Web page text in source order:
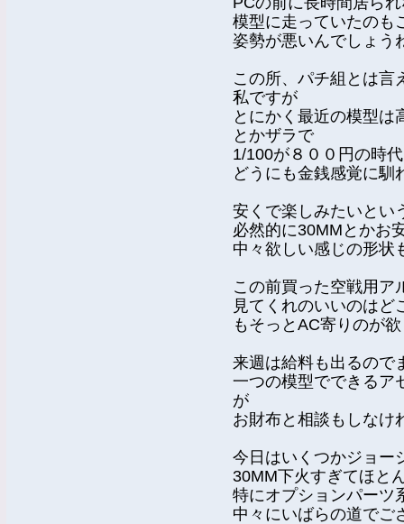
模型に走っていたのも
姿勢が悪いんでしょう
この所、パチ組とは言
私ですが
とにかく最近の模型は
とかザラで
1/100が８００円の時
どうにも金銭感覚に馴
安くで楽しみたいとい
必然的に30MMとかお
中々欲しい感じの形状
この前買った空戦用ア
見てくれのいいのはど
もそっとAC寄りのが
来週は給料も出るので
一つの模型でできるア
が
お財布と相談もしなけ
今日はいくつかジョー
30MM下火すぎてほと
特にオプションパーツ
中々にいばらの道でご